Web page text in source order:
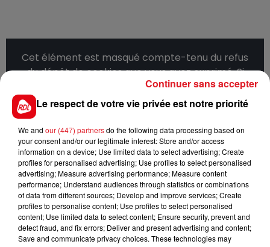
Cet élément est masqué compte-tenu du refus
du dépôt de cookies que vous avez exprimé. Si
vous souhaitez l'afficher, merci de nous donner
votre accord en cliquant sur le bouton ci-
Afficher l'élément
FIL D'ACTUS
Le respect de votre vie privée est notre priorité
We and our (447) partnersdo the following data processing based on
your consent and/or our legitimate interest: Store and/or access
information on a device; Use limited data to select advertising; Create
profiles for personalised advertising; Use profiles to select personalised
advertising; Measure advertising performance; Measure content
performance; Understand audiences through statistics or combinations
of data from different sources; Develop and improve services; Create
profiles to personalise content; Use profiles to select personalised
content; Use limited data to select content; Ensure security, prevent and
detect fraud, and fix errors; Deliver and present advertising and content;
Save and communicate privacy choices. These technologies may
Continuer sans accepter